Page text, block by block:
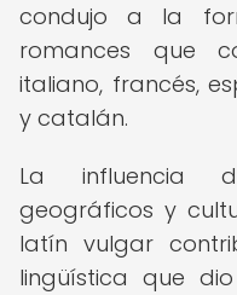
condujo a la
romances que
italiano, francés,
y catalán.
La influencia
geográficos y
latín vulgar
lingüística que